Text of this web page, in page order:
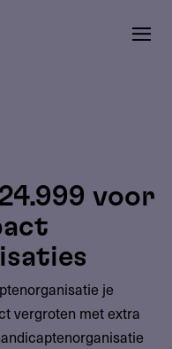
voor
je
vergroten met extra